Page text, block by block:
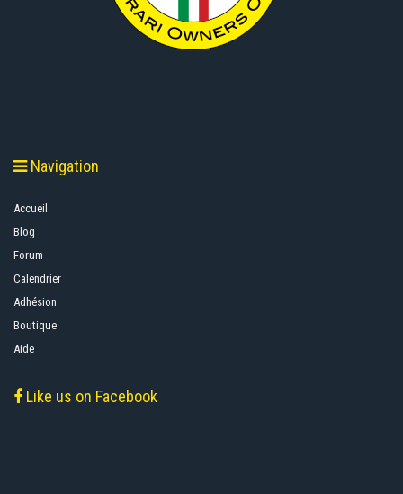
Navigation
Accueil
Blog
Forum
Calendrier
Adhésion
Boutique
Aide
Like us on Facebook